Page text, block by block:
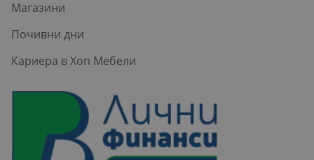
Магазини
Почивни дни
Кариера в Хоп Мебели